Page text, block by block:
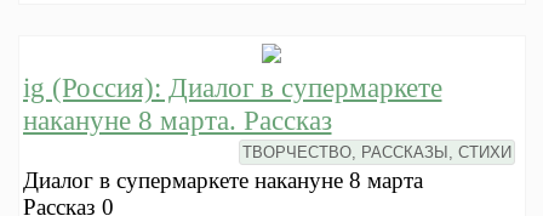
ig (Россия): Диалог в супермаркете
накануне 8 марта. Рассказ
ТВОРЧЕСТВО, РАССКАЗЫ, СТИХИ
Диалог в супермаркете накануне 8 марта
Рассказ 0